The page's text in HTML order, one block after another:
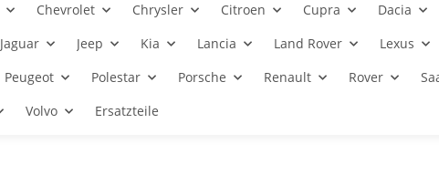
Chevrolet Chrysler Citroen Cupra Dacia
Jaguar Jeep Kia Lancia Land Rover Lexus
Peugeot Polestar Porsche Renault Rover
Volvo Ersatzteile